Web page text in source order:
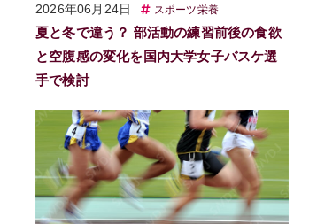
2026年06月24日 スポーツ栄養
夏と冬で違う？ 部活動の練習前後の食欲
と空腹感の変化を国内大学女子バスケ選
手で検討